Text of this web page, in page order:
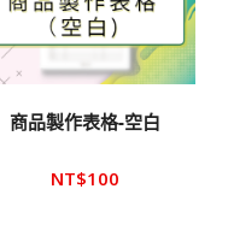
商品製作表格-空白
NT$100